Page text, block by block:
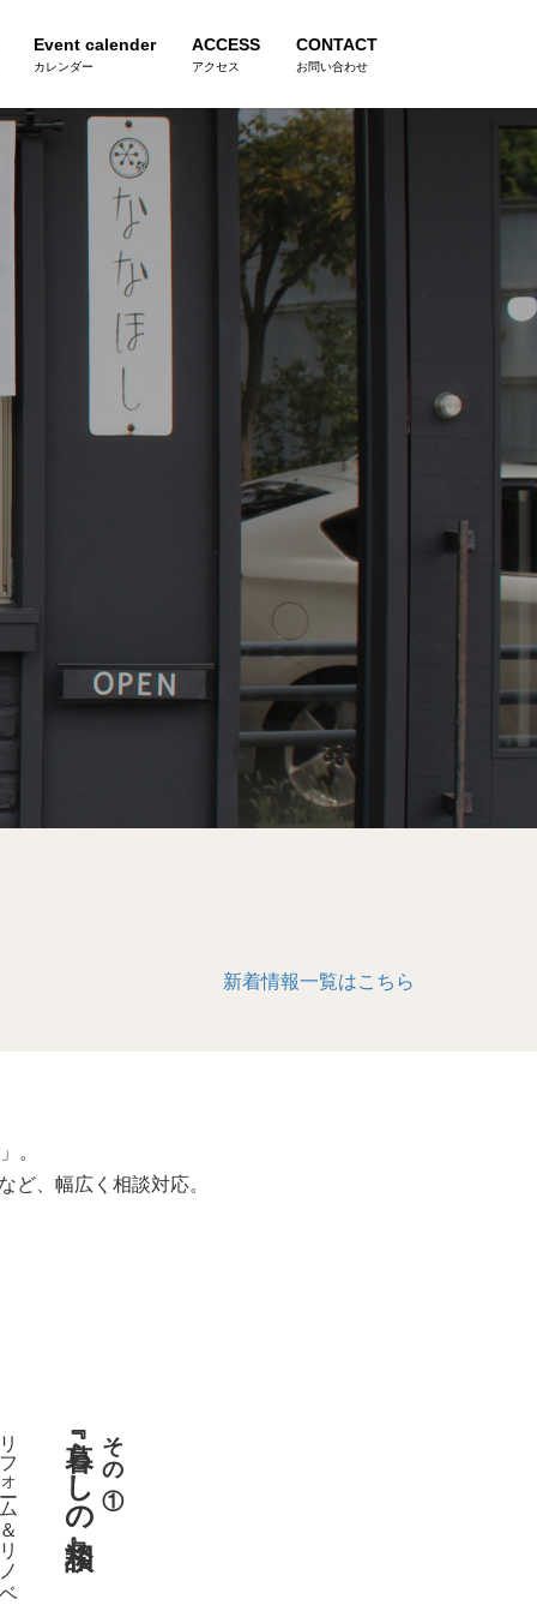
Event calender
カレンダー
ACCESS
アクセス
CONTACT
お問い合わせ
新着情報一覧はこちら
。
ど、幅広く相談対応。
その①
『暮らしの相談』
リフォーム＆リノベ